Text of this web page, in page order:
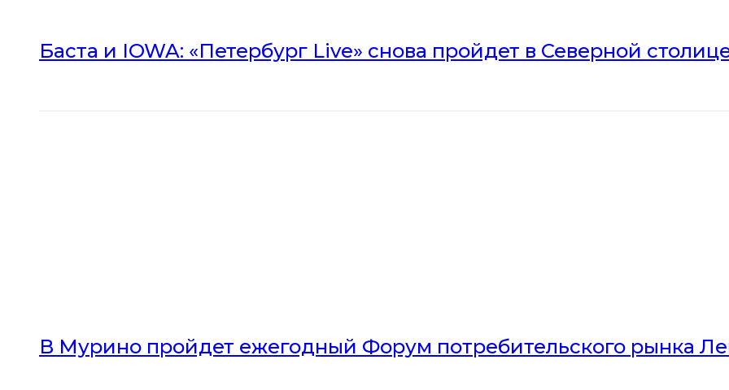
Баста и IOWA: «Петербург Live» снова пройдет в Северной
В Мурино пройдет ежегодный Форум потребительского рынка